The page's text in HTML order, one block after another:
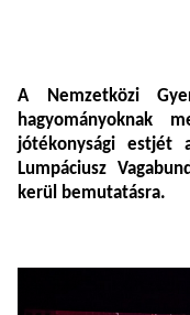
A Nemzetközi
hagyományoknak
jótékonysági estjét
Lumpáciusz
kerül bemutatásra.